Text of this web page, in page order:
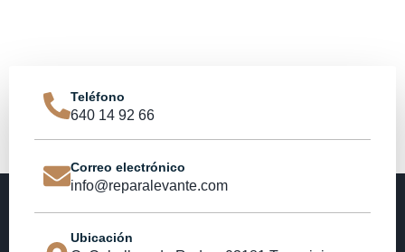
Teléfono
640 14 92 66
Correo electrónico
info@reparalevante.com
Ubicación